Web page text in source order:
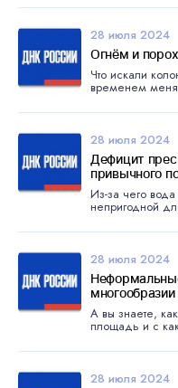
28 июля 2024
Огнём и
Что искали
временем
28 июля 2024
Дефицит
привычного
Из-за чего вода
непригодной
28 июля 2024
многообразии
А вы знаете,
площадь и с
28 июля 2024